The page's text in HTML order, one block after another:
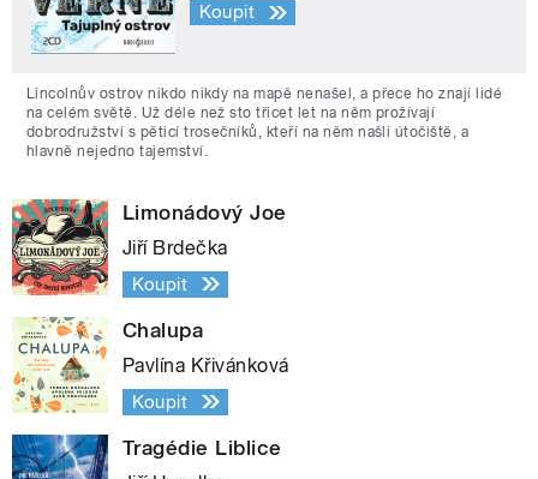
Koupit
Lincolnův ostrov nikdo nikdy na mapě nenašel, a přece ho znají lidé
na celém světě. Už déle než sto třicet let na něm prožívají
dobrodružství s pěticí trosečníků, kteří na něm našli útočiště, a
hlavně nejedno tajemství.
Limonádový Joe
Jiří Brdečka
Koupit
Chalupa
Pavlína Křivánková
Koupit
Tragédie Liblice